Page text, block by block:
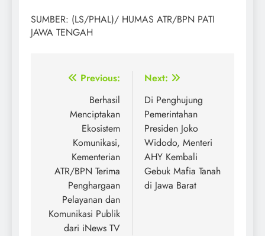
SUMBER: (LS/PHAL)/ HUMAS ATR/BPN PATI
JAWA TENGAH
Post
navigation
Previous:
Berhasil
Menciptakan
Ekosistem
Komunikasi,
Kementerian
ATR/BPN Terima
Penghargaan
Pelayanan dan
Komunikasi Publik
dari iNews TV
Next:
Di Penghujung
Pemerintahan
Presiden Joko
Widodo, Menteri
AHY Kembali
Gebuk Mafia Tanah
di Jawa Barat